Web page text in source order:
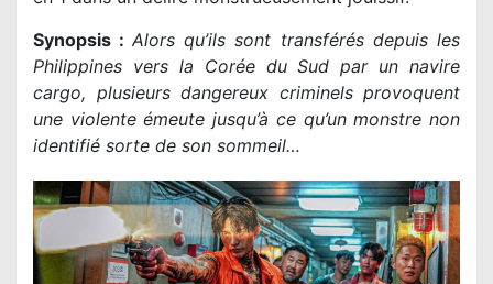
Synopsis : Alors qu’ils sont transférés depuis les
Philippines vers la Corée du Sud par un navire
cargo, plusieurs dangereux criminels provoquent
une violente émeute jusqu’à ce qu’un monstre non
identifié sorte de son sommeil…